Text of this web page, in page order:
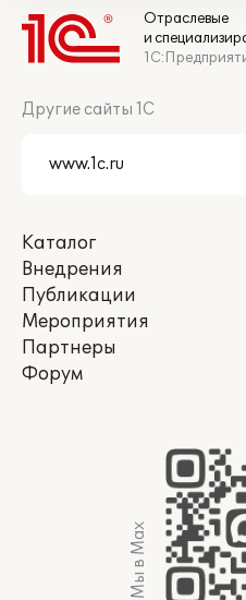
Отраслевые
и
Другие сайты 1С
Каталог
Внедрения
Публикации
Мероприятия
Партнеры
Форум
Мы в Max